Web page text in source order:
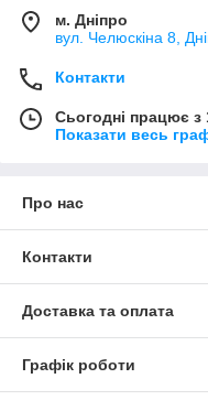
м. Дніпро
вул. Челюскіна 8,
Контакти
Сьогодні працює з
Показати весь
Про нас
Контакти
Доставка та оплата
Графік роботи